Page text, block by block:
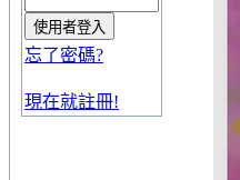
忘了密碼?
現在就註冊!